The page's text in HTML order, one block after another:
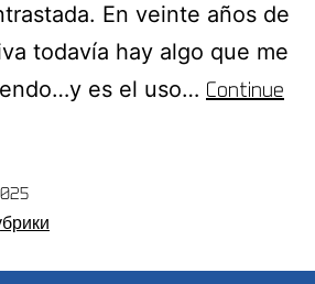
En veinte años de
todavía hay algo que me
es el uso… Continue